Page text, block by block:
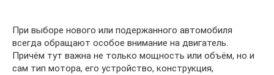
При выборе нового или подержанного автомобиля
всегда обращают особое внимание на двигатель.
Причём тут важна не только мощность или объём, но и
сам тип мотора, его устройство, конструкция,